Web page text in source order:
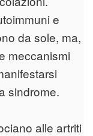
e
da sole, ma,
meccanismi
sindrome.
alle artriti